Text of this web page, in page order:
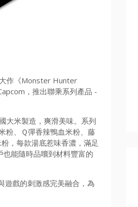
作《Monster Hunter
，推出聯乘系列產品 -
大米製造，爽滑美味。系列
粉、Ｑ彈香辣鴨血米粉、藤
，每款湯底惹味香濃，滿足
能隨時品嚐到材料豐富的
戲的刺激感完美融合，為